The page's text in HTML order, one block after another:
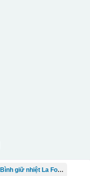
Bình giữ nhiệt La Fonte